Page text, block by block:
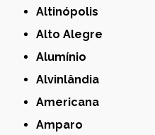
Altinópolis
Alto Alegre
Alumínio
Alvinlândia
Americana
Amparo